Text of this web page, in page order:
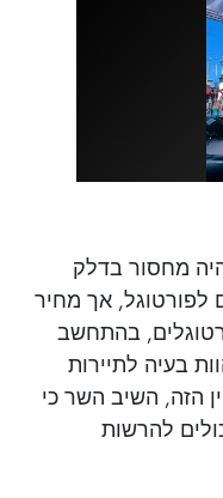
מחסור בדלק
לפורטוגל, אך מחיר
בהתחשב
בעיה לתיירות
הזה, השיב השר כי
להרשות